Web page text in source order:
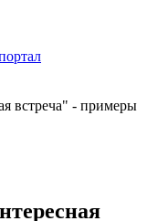
встреча" - примеры